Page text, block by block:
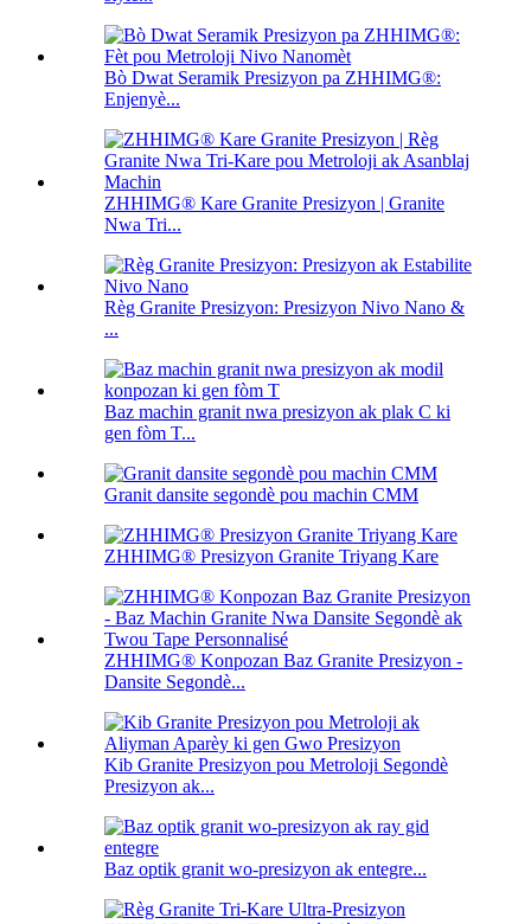
Bò Dwat Seramik Presizyon pa ZHHIMG®:
Enjenyè...
ZHHIMG® Kare Granite Presizyon | Granite
Nwa Tri...
Règ Granite Presizyon: Presizyon Nivo Nano &
...
Baz machin granit nwa presizyon ak plak C ki
gen fòm T...
Granit dansite segondè pou machin CMM
ZHHIMG® Presizyon Granite Triyang Kare
ZHHIMG® Konpozan Baz Granite Presizyon -
Dansite Segondè...
Kib Granite Presizyon pou Metroloji Segondè
Presizyon ak...
Baz optik granit wo-presizyon ak entegre...